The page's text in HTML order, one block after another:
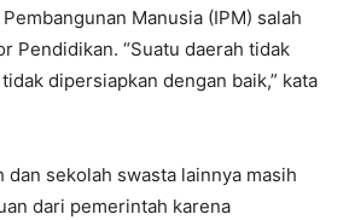
Manusia (IPM) salah
Pendidikan. “Suatu daerah tidak
dipersiapkan dengan baik,” kata
dan sekolah swasta lainnya masih
dari pemerintah karena